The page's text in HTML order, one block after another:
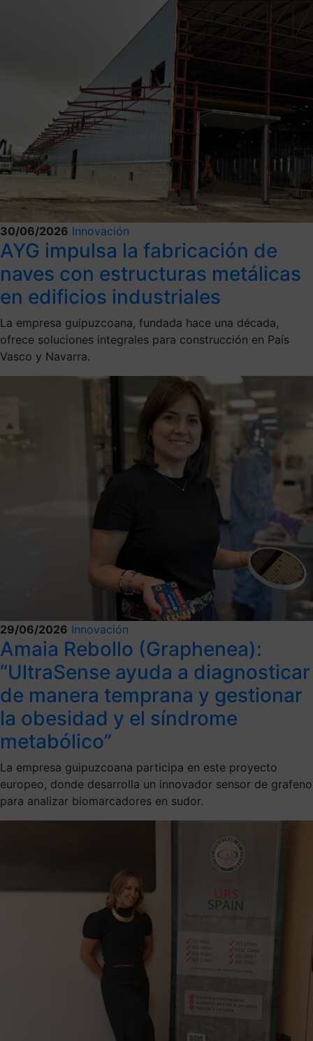
30/06/2026 Innovación
AYG impulsa la fabricación de
naves con estructuras metálicas
en edificios industriales
La empresa guipuzcoana, fundada hace una década,
ofrece soluciones integrales para construcción en País
Vasco y Navarra.
29/06/2026 Innovación
Amaia Rebollo (Graphenea):
“UltraSense ayuda a diagnosticar
de manera temprana y gestionar
la obesidad y el síndrome
metabólico”
La empresa guipuzcoana participa en este proyecto
europeo, donde desarrolla un innovador sensor de grafeno
para analizar biomarcadores en sudor.